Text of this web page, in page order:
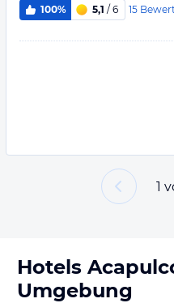
100% 5,1 / 6 15
1
Hotels
Umgebung